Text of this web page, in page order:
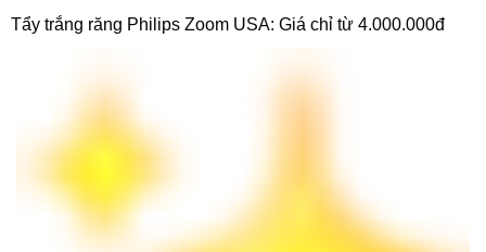
Tẩy trắng răng Philips Zoom USA: Giá chỉ từ 4.000.000đ